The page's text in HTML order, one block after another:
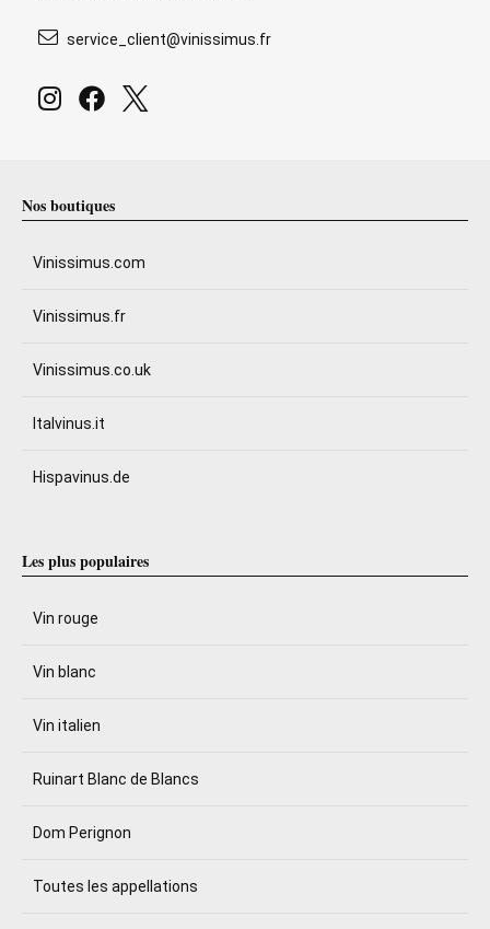
service_client@vinissimus.fr
Nos boutiques
Vinissimus.com
Vinissimus.fr
Vinissimus.co.uk
Italvinus.it
Hispavinus.de
Les plus populaires
Vin rouge
Vin blanc
Vin italien
Ruinart Blanc de Blancs
Dom Perignon
Toutes les appellations